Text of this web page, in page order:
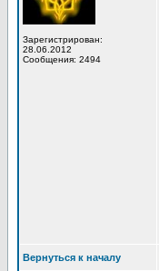
Зарегистрирован:
28.06.2012
Сообщения: 2494
Вернуться к началу